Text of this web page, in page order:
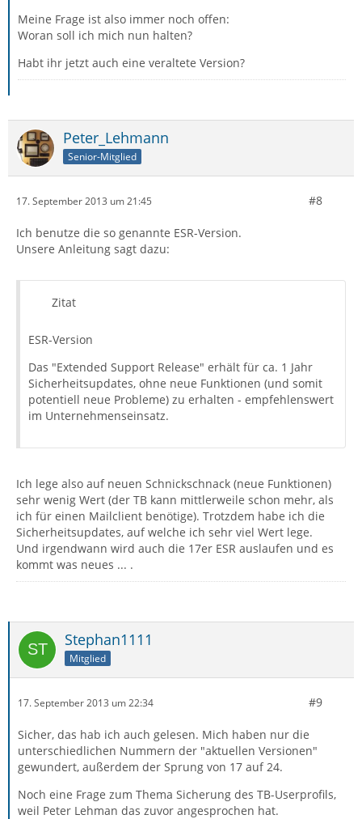
Meine Frage ist also immer noch offen:
Woran soll ich mich nun halten?
Habt ihr jetzt auch eine veraltete Version?
Peter_Lehmann
Senior-Mitglied
17. September 2013 um 21:45 #8
Ich benutze die so genannte ESR-Version.
Unsere Anleitung sagt dazu:
Zitat
ESR-Version
Das "Extended Support Release" erhält für ca. 1 Jahr
Sicherheitsupdates, ohne neue Funktionen (und somit
potentiell neue Probleme) zu erhalten - empfehlenswert
im Unternehmenseinsatz.
Ich lege also auf neuen Schnickschnack (neue Funktionen)
sehr wenig Wert (der TB kann mittlerweile schon mehr, als
ich für einen Mailclient benötige). Trotzdem habe ich die
Sicherheitsupdates, auf welche ich sehr viel Wert lege.
Und irgendwann wird auch die 17er ESR auslaufen und es
kommt was neues ... .
Stephan1111
Mitglied
17. September 2013 um 22:34 #9
Sicher, das hab ich auch gelesen. Mich haben nur die
unterschiedlichen Nummern der "aktuellen Versionen"
gewundert, außerdem der Sprung von 17 auf 24.
Noch eine Frage zum Thema Sicherung des TB-Userprofils,
weil Peter Lehman das zuvor angesprochen hat.